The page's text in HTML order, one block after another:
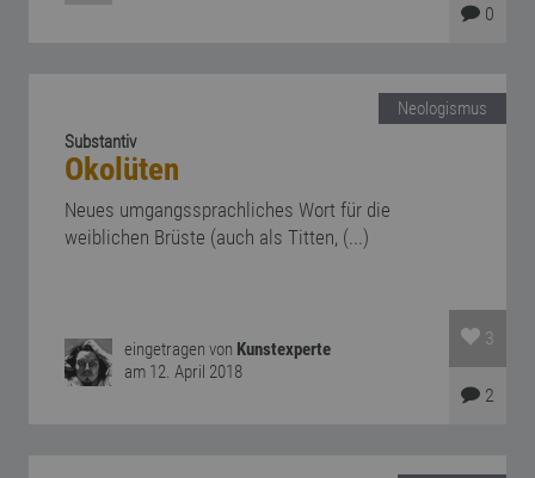
0
Neologismus
Substantiv
Okolüten
Neues umgangssprachliches Wort für die
weiblichen Brüste (auch als Titten, (...)
eingetragen von Kunstexperte
am 12. April 2018
3
2